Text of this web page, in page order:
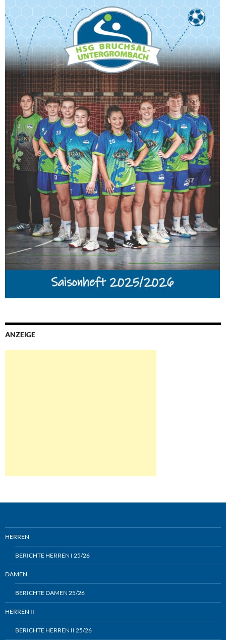
ANZEIGE
HERREN
BERICHTE HERREN I 25/26
DAMEN
BERICHTE DAMEN 25/26
HERREN II
BERICHTE HERREN II 25/26